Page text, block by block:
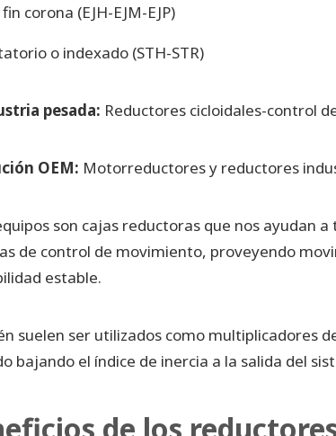
fin corona (EJH-EJM-EJP)
o indexado (STH-STR)
pesada: Reductores cicloidales-control
OEM: Motorreductores y reductores
son cajas reductoras que nos ayudan
de control de movimiento, proveyendo
estable.
suelen ser utilizados como multiplicadores
bajando el índice de inercia a la salida del
de los